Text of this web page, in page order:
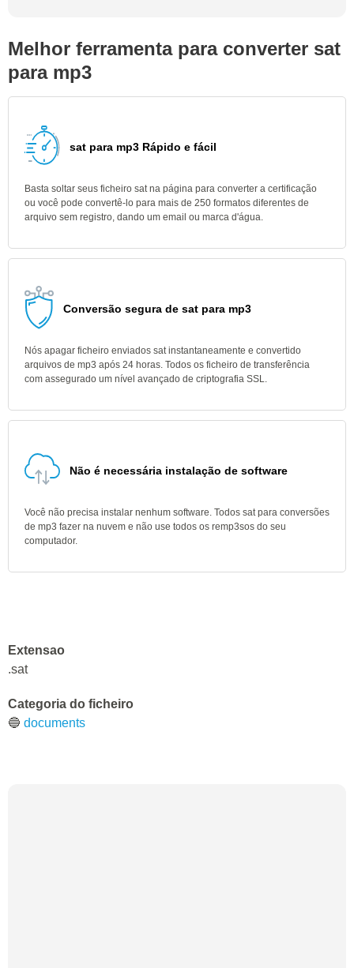
Melhor ferramenta para converter sat
para mp3
sat para mp3 Rápido e fácil
Basta soltar seus ficheiro sat na página para converter a certificação
ou você pode convertê-lo para mais de 250 formatos diferentes de
arquivo sem registro, dando um email ou marca d'água.
Conversão segura de sat para mp3
Nós apagar ficheiro enviados sat instantaneamente e convertido
arquivos de mp3 após 24 horas. Todos os ficheiro de transferência
com assegurado um nível avançado de criptografia SSL.
Não é necessária instalação de software
Você não precisa instalar nenhum software. Todos sat para conversões
de mp3 fazer na nuvem e não use todos os remp3sos do seu
computador.
Extensao
.sat
Categoria do ficheiro
🔵 documents